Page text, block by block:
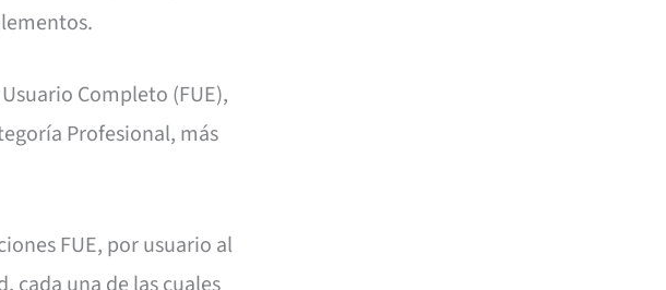
Completo (FUE),
Profesional, más
FUE, por usuario al